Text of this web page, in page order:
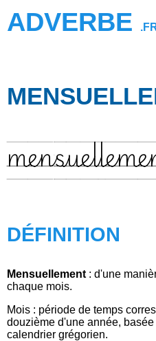
ADVERBE
DÉFINITION
Mensuellement : d'une
chaque mois.
Mois : période de temps
douzième d'une année,
calendrier grégorien.